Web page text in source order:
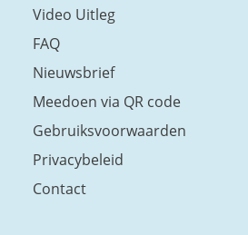
Video Uitleg
FAQ
Nieuwsbrief
Meedoen via QR code
Gebruiksvoorwaarden
Privacybeleid
Contact